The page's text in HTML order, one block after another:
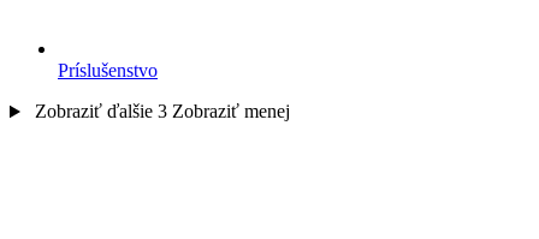
Príslušenstvo
Zobraziť ďalšie 3 Zobraziť menej